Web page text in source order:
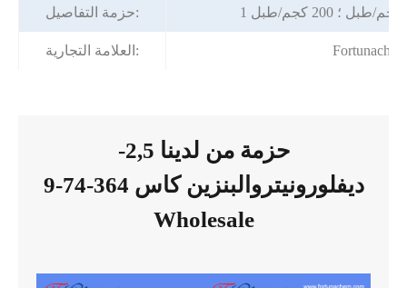
حزمة التفاصيل:
العلامة التجارية: Fortunachem
حزمة من لدينا 2,5-
ديفلورونيتروالبنزين كاس 364-74-9
Wholesale